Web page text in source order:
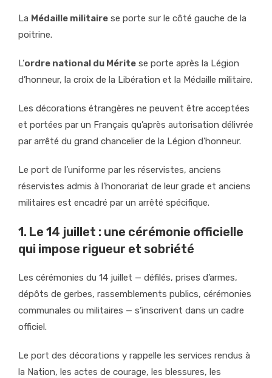
La Médaille militaire se porte sur le côté gauche de la
poitrine.
L’ordre national du Mérite se porte après la Légion
d’honneur, la croix de la Libération et la Médaille militaire.
Les décorations étrangères ne peuvent être acceptées
et portées par un Français qu’après autorisation délivrée
par arrêté du grand chancelier de la Légion d’honneur.
Le port de l’uniforme par les réservistes, anciens
réservistes admis à l’honorariat de leur grade et anciens
militaires est encadré par un arrêté spécifique.
1. Le 14 juillet : une cérémonie officielle
qui impose rigueur et sobriété
Les cérémonies du 14 juillet — défilés, prises d’armes,
dépôts de gerbes, rassemblements publics, cérémonies
communales ou militaires — s’inscrivent dans un cadre
officiel.
Le port des décorations y rappelle les services rendus à
la Nation, les actes de courage, les blessures, les